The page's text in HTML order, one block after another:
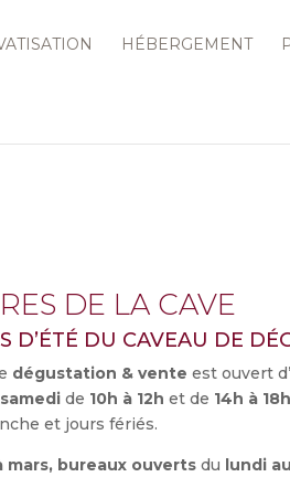
HÉBERGEMENT
DE LA CAVE
D’ÉTÉ DU CAVEAU DE
dégustation & vente est ouvert
de 10h à 12h et de 14h à 18h
et jours fériés.
mars, bureaux ouvertsdu lundi